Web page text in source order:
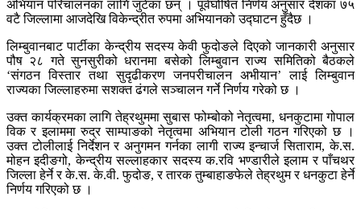
अभियान परिचालनका लागि जुटेका छन् । पूर्वघोषित निर्णय अनुसार देशका ७५
वटै जिल्लामा आजदेखि विकेन्द्रीत रुपमा अभियानको उद्घाटन हुँदैछ ।
लिम्बुवानबाट पार्टीका केन्द्रीय सदस्य केवी फुदोङले दिएको जानकारी अनुसार
पौष २८ गते सुनसुरीको धरानमा बसेको लिम्बुवान राज्य समितिको बैठकले
‘संगठन विस्तार तथा सुदृढीकरण जनपरीचालन अभीयान’ लाई लिम्बुवान
राज्यका जिल्लाहरुमा सशक्त ढंगले सञ्चालन गर्ने निर्णय गरेको छ ।
उक्त कार्यक्रमका लागि तेह्रथुममा सुबास फोम्बोको नेतृत्वमा, धनकुटामा गोपाल
विक र इलाममा रुद्र साम्पाङको नेतृत्वमा अभियान टोली गठन गरिएको छ ।
उक्त टोलीलाई निर्देशन र अनुगमन गर्नका लागी राज्य इन्चार्ज सिताराम, के.स.
मोहन इदीङगो, केन्द्रीय सल्लाहकार सदस्य क.रवि भण्डारीले इलाम र पाँचथर
जिल्ला हेर्ने र के.स. के.वी. फुदोङ, र तारक तुम्बाहाङफेले तेह्रथुम र धनकुटा हेर्ने
निर्णय गरिएको छ ।